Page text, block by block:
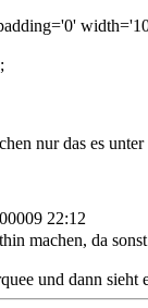
nur das es
22:12
machen, da
und dann sieht